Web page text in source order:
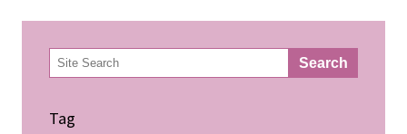
検
索 Search
Tag